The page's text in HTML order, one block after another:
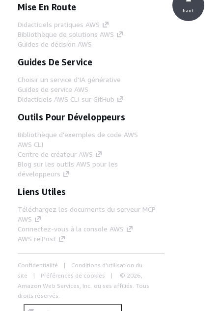
Mise En Route
Didacticiels pratiques AWS
Bibliothèque de solutions AWS
Guides de décision AWS
Guides De Service
Choisir un service d'IA générative
Guides de service AWS
Didacticiels AWS CLI sur GitHub
Outils Pour Développeurs
Bibliothèque d'exemples de code AWS
AWS CLI
Centre de créateur AWS
Blog sur les outils AWS pour les
développeurs
Liens Utiles
Téléchargez les documents du serveur MCP
AWS
Connectez-vous à la console AWS
AWS re:Post
Confidentialité
Conditions d'utilisation du
site
Préférences de cookies
© 2026,
Amazon Web Services, Inc. ou ses affiliés. Tous
droits réservés.
haut